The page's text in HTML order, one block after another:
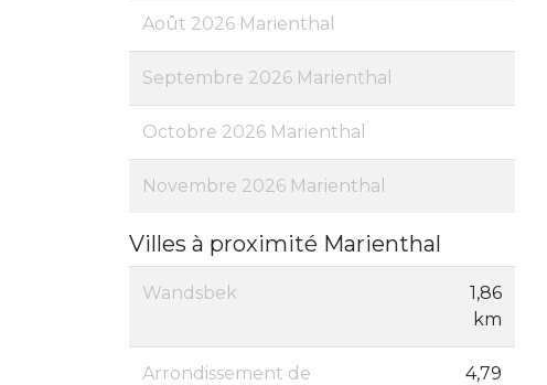
Août 2026 Marienthal
Septembre 2026 Marienthal
Octobre 2026 Marienthal
Novembre 2026 Marienthal
Villes à proximité Marienthal
Wandsbek
1,86
km
Arrondissement de
4,79